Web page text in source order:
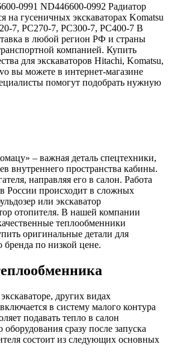
0991 ND446600-0992 Радиатор
на гусеничных экскаваторах Komatsu
7, PC270-7, PC300-7, PC400-7 В
в любой регион РФ и страны
компанией. Купить
для экскаваторов Hitachi, Komatsu,
вы можете в интернет-магазине
помогут подобрать нужную
– важная деталь спецтехники,
внутреннего пространства кабины.
направляя его в салон. Работа
России происходит в сложных
или экскаватор
отопителя. В нашей компании
теплообменники
оригинальные детали для
бренда по низкой цене.
других видах
в систему малого контура
подавать тепло в салон
оборудования сразу после запуска
состоит из следующих основных